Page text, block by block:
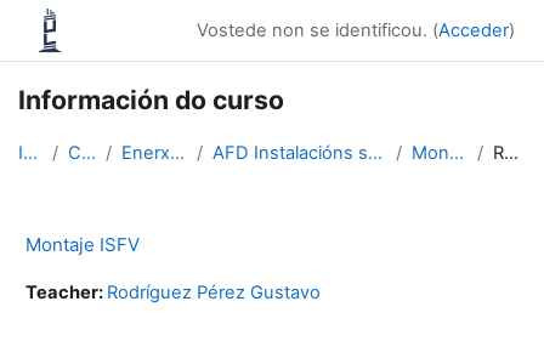
Ir ao contido principal
Vostede non se identificou. (Acceder)
Información do curso
Inicio Cursos Enerxía e Auga AFD Instalacións solares fotovoltaicas Montaje ISFV Resumo
Montaje ISFV
Teacher: Rodríguez Pérez Gustavo